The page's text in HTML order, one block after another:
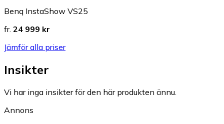
Benq InstaShow VS25
fr. 24 999 kr
Jämför alla priser
Insikter
Vi har inga insikter för den här produkten ännu.
Annons